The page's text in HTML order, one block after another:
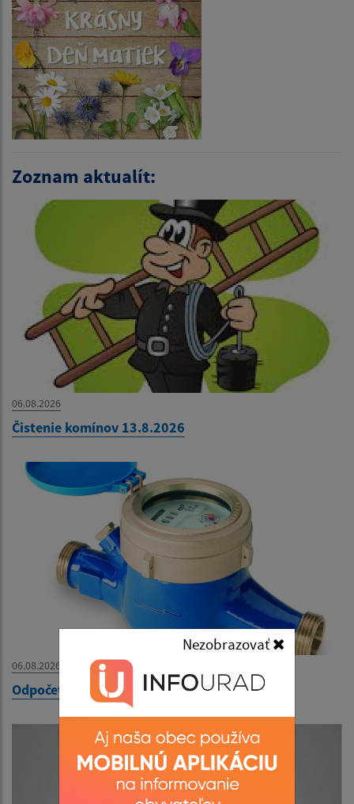
Nezobrazovať
Zoznam aktualít:
06.08.2026
Čistenie komínov 13.8.2026
06.08.2026
Odpočet vodomerov 6.8.2026